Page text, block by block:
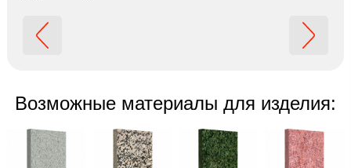
Возможные материалы для изделия: